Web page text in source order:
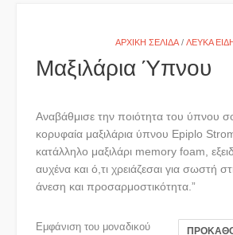
ΑΡΧΙΚΉ ΣΕΛΊΔΑ / ΛΕΥΚΆ
Μαξιλάρια Ύπνου
Αναβάθμισε την ποιότητα του ύπνου
κορυφαία μαξιλάρια ύπνου Epiplo
κατάλληλο μαξιλάρι memory foam,
αυχένα και ό,τι χρειάζεσαι για σωστή
άνεση και προσαρμοστικότητα.”
Εμφάνιση του μοναδικού